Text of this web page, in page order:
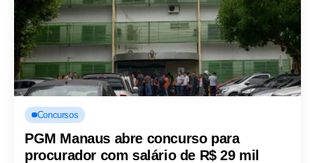
Concursos
PGM Manaus abre concurso para
procurador com salário de R$ 29 mil